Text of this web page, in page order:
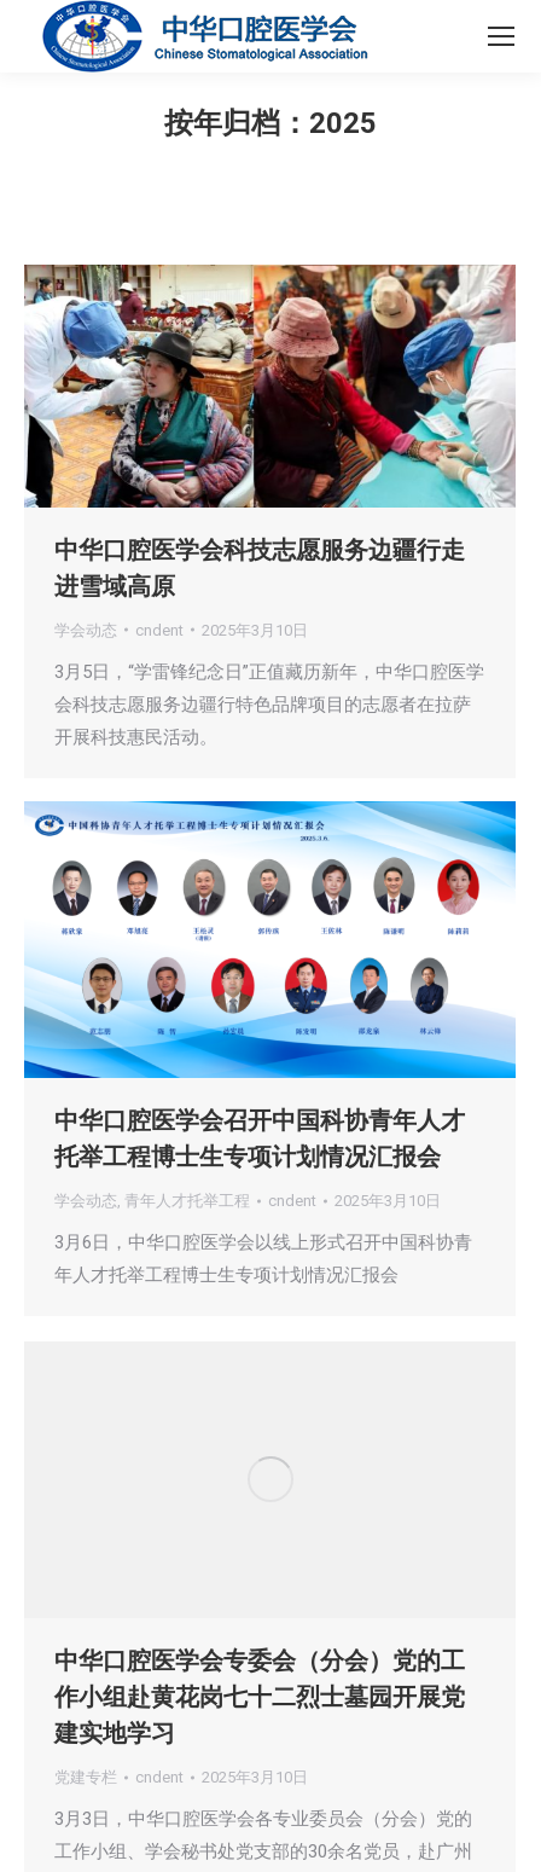
按年归档： 2025
中华口腔医学会科技志愿服务边疆行走
进雪域高原
学会动态 cndent 2025年3月10日
3月5日，“学雷锋纪念日”正值藏历新年，中华口腔医学
会科技志愿服务边疆行特色品牌项目的志愿者在拉萨
开展科技惠民活动。
中华口腔医学会召开中国科协青年人才
托举工程博士生专项计划情况汇报会
学会动态, 青年人才托举工程 cndent 2025年3月10日
3月6日，中华口腔医学会以线上形式召开中国科协青
年人才托举工程博士生专项计划情况汇报会
中华口腔医学会专委会（分会）党的工
作小组赴黄花岗七十二烈士墓园开展党
建实地学习
党建专栏 cndent 2025年3月10日
3月3日，中华口腔医学会各专业委员会（分会）党的
工作小组、学会秘书处党支部的30余名党员，赴广州